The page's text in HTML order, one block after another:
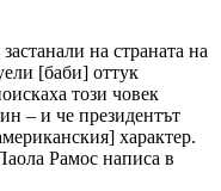
на страната на
[баби] оттук
този човек
– и че президентът
характер.
Рамос написа в